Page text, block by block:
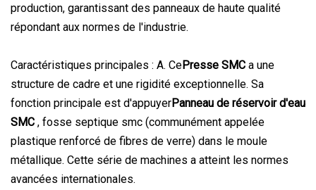
production, garantissant des panneaux de haute qualité
répondant aux normes de l'industrie.
Caractéristiques principales : A. CePresse SMC a une
structure de cadre et une rigidité exceptionnelle. Sa
fonction principale est d'appuyerPanneau de réservoir d'eau
SMC , fosse septique smc (communément appelée
plastique renforcé de fibres de verre) dans le moule
métallique. Cette série de machines a atteint les normes
avancées internationales.